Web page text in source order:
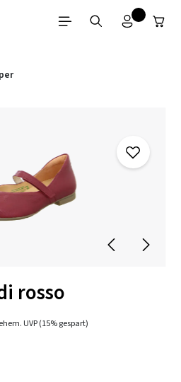
rosso
ehem. UVP(15% gespart)